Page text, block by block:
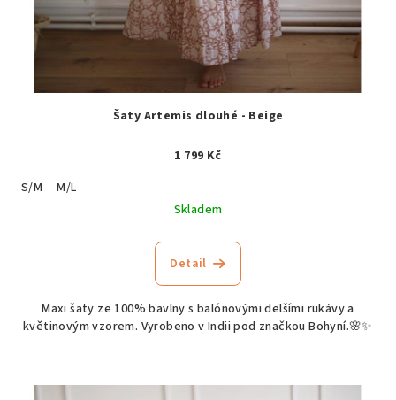
Šaty Artemis dlouhé - Beige
1 799 Kč
S/M
M/L
Skladem
Detail
Maxi šaty ze 100% bavlny s balónovými delšími rukávy a
květinovým vzorem. Vyrobeno v Indii pod značkou Bohyní.🌸✨